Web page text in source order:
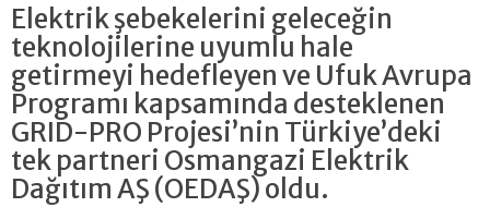
Elektrik şebekelerini geleceğin
teknolojilerine uyumlu hale
getirmeyi hedefleyen ve Ufuk Avrupa
Programı kapsamında desteklenen
GRID-PRO Projesi’nin Türkiye’deki
tek partneri Osmangazi Elektrik
Dağıtım AŞ (OEDAŞ) oldu.